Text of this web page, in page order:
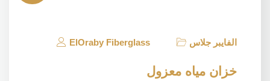
ElOraby Fiberglass الفايبر جلاس
خزان مياه معزول